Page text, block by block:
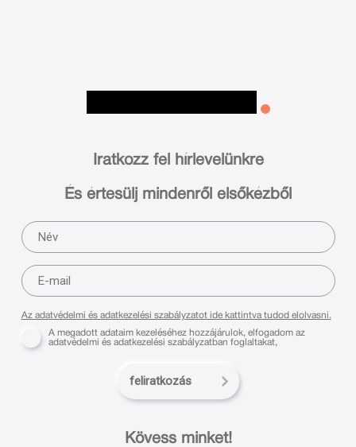
Kövess minket!
Iratkozz fel hírlevelünkre
És értesülj mindenről elsőkézből
Az adatvédelmi és adatkezelési szabályzatot ide kattintva tudod elolvasni.
A megadott adataim kezeléséhez hozzájárulok, elfogadom az
adatvédelmi és adatkezelési szabályzatban foglaltakat,
feliratkozás